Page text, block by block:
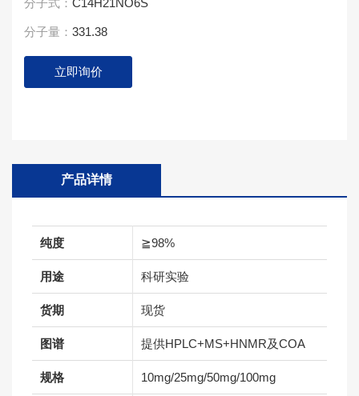
分子式： C14H21NO6S
分子量： 331.38
立即询价
产品详情
纯度 ≧98%
用途 科研实验
货期 现货
图谱 提供HPLC+MS+HNMR及COA
规格 10mg/25mg/50mg/100mg